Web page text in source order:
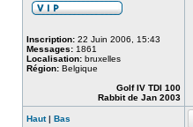
Inscription: 22 Juin 2006, 15:43
Messages: 1861
Localisation: bruxelles
Région: Belgique
Golf IV TDI 100
Rabbit de Jan 2003
Haut| Bas